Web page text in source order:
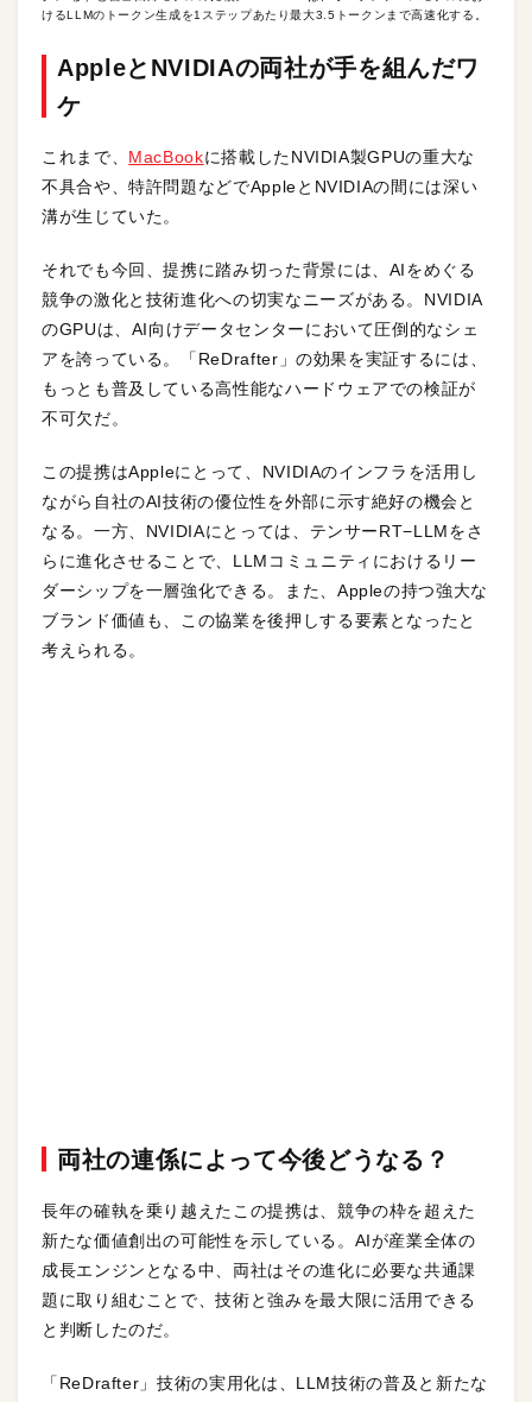
けるLLMのトークン生成を1ステップあたり最大3.5トークンまで高速化する。
AppleとNVIDIAの両社が手を組んだワ
ケ
これまで、 MacBookに搭載したNVIDIA製GPUの重大な
不具合や、特許問題などでAppleとNVIDIAの間には深い
溝が生じていた。
それでも今回、提携に踏み切った背景には、AIをめぐる
競争の激化と技術進化への切実なニーズがある。NVIDIA
のGPUは、AI向けデータセンターにおいて圧倒的なシェ
アを誇っている。「ReDrafter」の効果を実証するには、
もっとも普及している高性能なハードウェアでの検証が
不可欠だ。
この提携はAppleにとって、NVIDIAのインフラを活用し
ながら自社のAI技術の優位性を外部に示す絶好の機会と
なる。一方、NVIDIAにとっては、テンサーRT−LLMをさ
らに進化させることで、LLMコミュニティにおけるリー
ダーシップを一層強化できる。また、Appleの持つ強大な
ブランド価値も、この協業を後押しする要素となったと
考えられる。
両社の連係によって今後どうなる？
長年の確執を乗り越えたこの提携は、競争の枠を超えた
新たな価値創出の可能性を示している。AIが産業全体の
成長エンジンとなる中、両社はその進化に必要な共通課
題に取り組むことで、技術と強みを最大限に活用できる
と判断したのだ。
「ReDrafter」技術の実用化は、LLM技術の普及と新たな